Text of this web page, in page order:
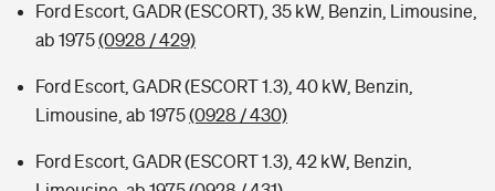
Ford Escort, GADR (ESCORT), 35 kW, Benzin, Limousine,
ab 1975(0928 / 429)
Ford Escort, GADR (ESCORT 1.3), 40 kW, Benzin,
Limousine, ab 1975(0928 / 430)
Ford Escort, GADR (ESCORT 1.3), 42 kW, Benzin,